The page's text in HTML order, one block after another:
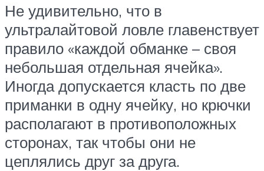
Не удивительно, что в
ультралайтовой ловле главенствует
правило «каждой обманке – своя
небольшая отдельная ячейка».
Иногда допускается класть по две
приманки в одну ячейку, но крючки
располагают в противоположных
сторонах, так чтобы они не
цеплялись друг за друга.